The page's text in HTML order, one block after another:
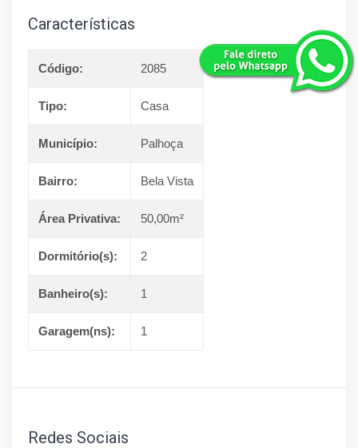
Características
Código: 2085
Tipo: Casa
Município: Palhoça
Bairro: Bela Vista
Área Privativa: 50,00m²
Dormitório(s): 2
Banheiro(s): 1
Garagem(ns): 1
Redes Sociais